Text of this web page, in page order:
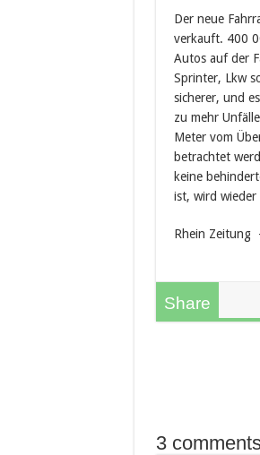
Der neue
verkauft. 400
Autos auf der
Sprinter, Lkw
sicherer, und
zu mehr
Meter vom
betrachtet
keine
ist, wird wieder
Rhein Zeitung
Share
3